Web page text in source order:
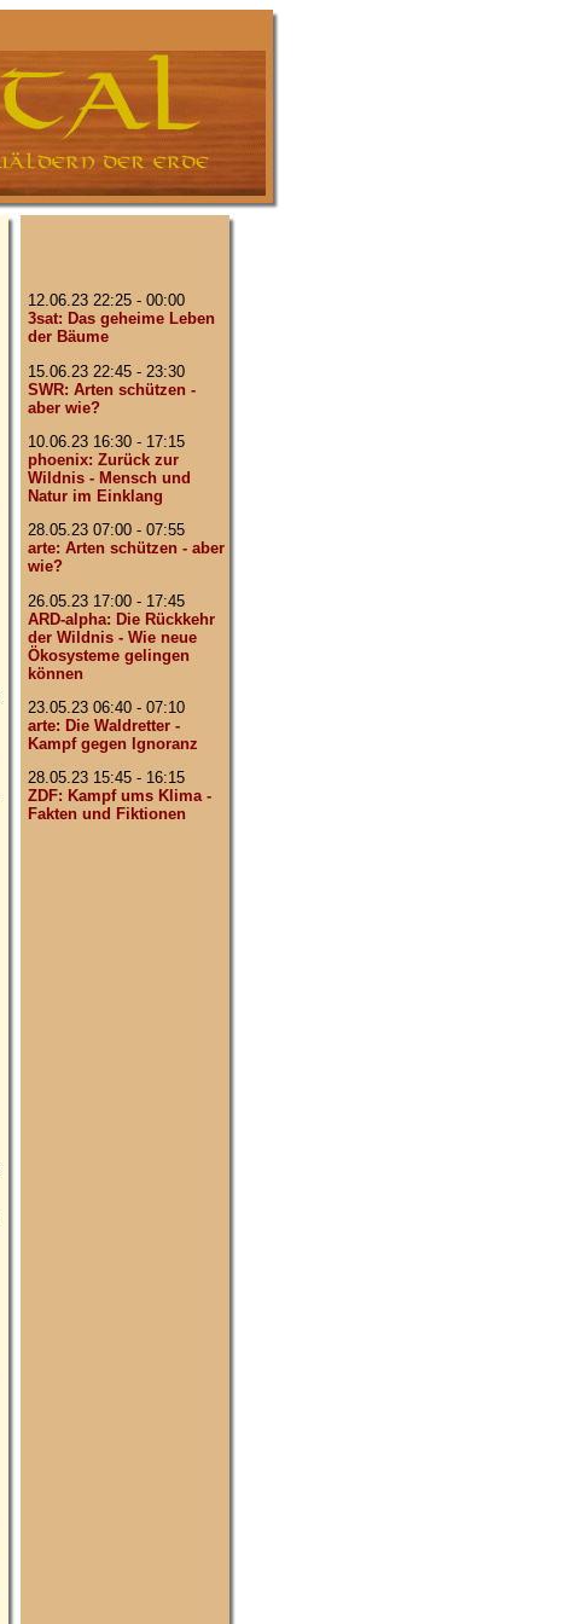
12.06.23 22:25 - 00:00
3sat: Das geheime Leben
der Bäume
15.06.23 22:45 - 23:30
SWR: Arten schützen -
aber wie?
10.06.23 16:30 - 17:15
phoenix: Zurück zur
Wildnis - Mensch und
Natur im Einklang
28.05.23 07:00 - 07:55
arte: Arten schützen - aber
wie?
26.05.23 17:00 - 17:45
ARD-alpha: Die Rückkehr
der Wildnis - Wie neue
Ökosysteme gelingen
können
23.05.23 06:40 - 07:10
arte: Die Waldretter -
Kampf gegen Ignoranz
28.05.23 15:45 - 16:15
ZDF: Kampf ums Klima -
Fakten und Fiktionen